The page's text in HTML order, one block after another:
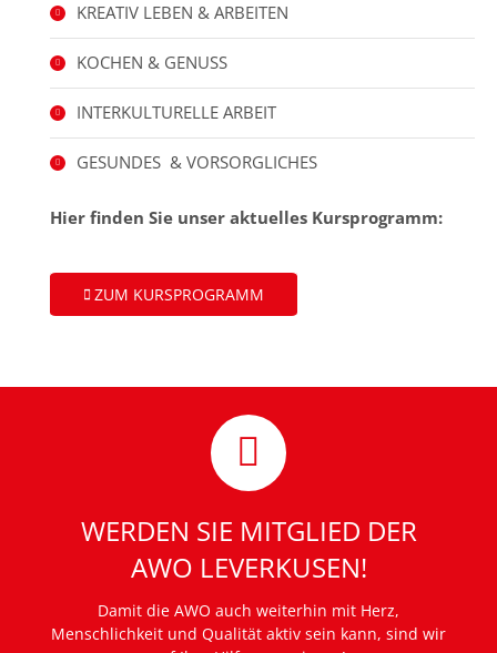
"Stimmen der
Stärke"
Jeden Montag von 11:00-13:00
2 October 2025
Angebote für
zugewanderte
2 October 2025
wieder los!
Wir haben wieder ein
KREATIV LEBEN & ARBEITEN
KOCHEN & GENUSS
INTERKULTURELLE ARBEIT
GESUNDES & VORSORGLICHES
Hier finden Sie unser aktuelles Kursprogramm:
ZUM KURSPROGRAMM
WERDEN SIE MITGLIED DER
AWO LEVERKUSEN!
Damit die AWO auch weiterhin mit Herz,
Menschlichkeit und Qualität aktiv sein kann, sind wir